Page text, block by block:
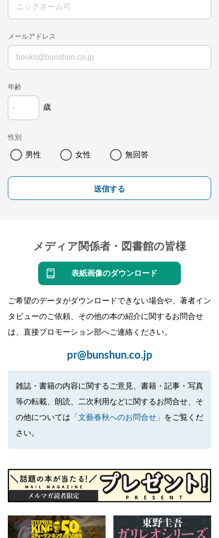
メールアドレス
年齢
歳
性別
男性 女性 無回答
送信する
メディア関係者・図書館の皆様
表紙画像のダウンロード
ご希望のデータがダウンロードできない場合や、著者イン
タビューのご依頼、その他の本の紹介に関するお問合せ
は、直接プロモーション部へご連絡ください。
pr@bunshun.co.jp
雑誌・書籍の内容に関するご意見、書籍・記事・写真
等の転載、朗読、二次利用などに関するお問合せ、そ
の他については 「文藝春秋へのお問合せ」
をご覧くだ
さい。